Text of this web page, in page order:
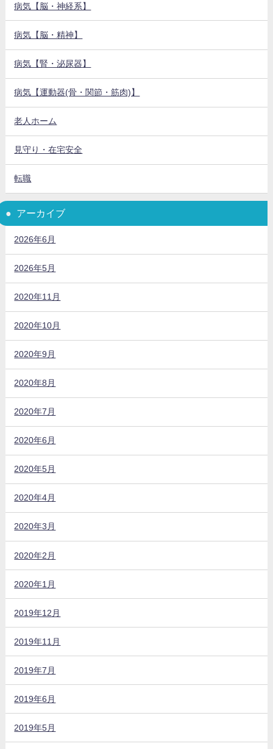
病気【脳・神経系】
病気【脳・精神】
病気【腎・泌尿器】
病気【運動器(骨・関節・筋肉)】
老人ホーム
見守り・在宅安全
転職
アーカイブ
2026年6月
2026年5月
2020年11月
2020年10月
2020年9月
2020年8月
2020年7月
2020年6月
2020年5月
2020年4月
2020年3月
2020年2月
2020年1月
2019年12月
2019年11月
2019年7月
2019年6月
2019年5月